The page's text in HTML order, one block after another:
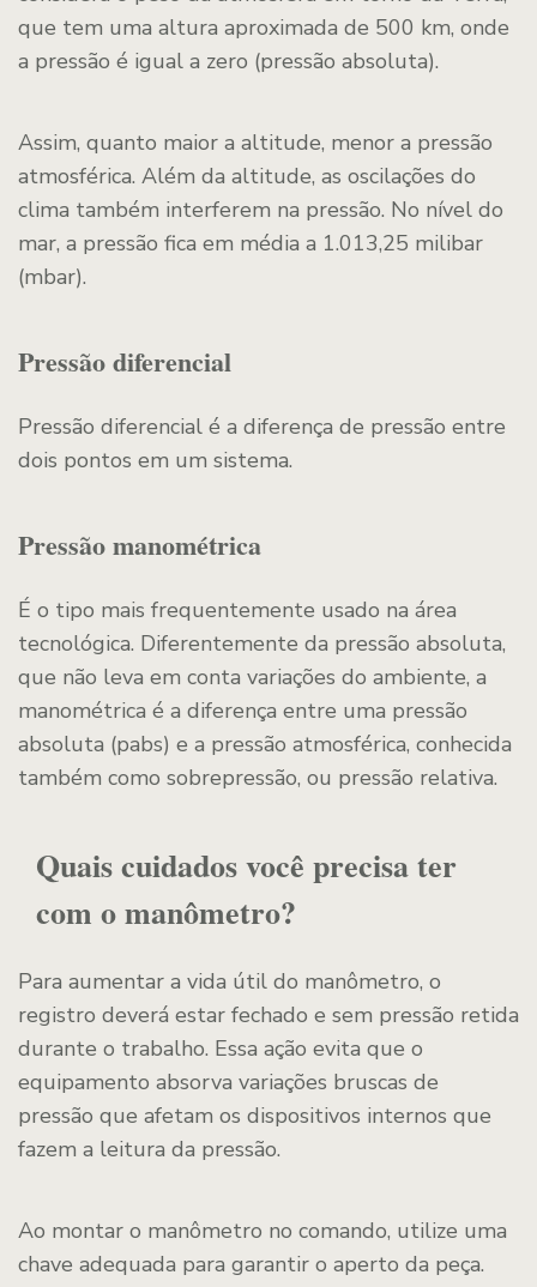
que tem uma altura aproximada de 500 km, onde
a pressão é igual a zero (pressão absoluta).
Assim, quanto maior a altitude, menor a pressão
atmosférica. Além da altitude, as oscilações do
clima também interferem na pressão. No nível do
mar, a pressão fica em média a 1.013,25 milibar
(mbar).
Pressão diferencial
Pressão diferencial é a diferença de pressão entre
dois pontos em um sistema.
Pressão manométrica
É o tipo mais frequentemente usado na área
tecnológica. Diferentemente da pressão absoluta,
que não leva em conta variações do ambiente, a
manométrica é a diferença entre uma pressão
absoluta (pabs) e a pressão atmosférica, conhecida
também como sobrepressão, ou pressão relativa.
Quais cuidados você precisa ter
com o manômetro?
Para aumentar a vida útil do manômetro, o
registro deverá estar fechado e sem pressão retida
durante o trabalho. Essa ação evita que o
equipamento absorva variações bruscas de
pressão que afetam os dispositivos internos que
fazem a leitura da pressão.
Ao montar o manômetro no comando, utilize uma
chave adequada para garantir o aperto da peça.